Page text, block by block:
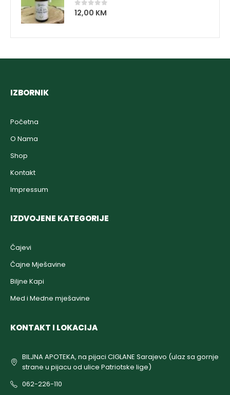
0out of 5
12,00 KM
IZBORNIK
Početna
O Nama
Shop
Kontakt
Impressum
IZDVOJENE KATEGORIJE
Čajevi
Čajne Mješavine
Biljne Kapi
Med i Medne mješavine
KONTAKT I LOKACIJA
BILJNA APOTEKA, na pijaci CIGLANE Sarajevo (ulaz sa gornje
strane u pijacu od ulice Patriotske lige)
062-226-110